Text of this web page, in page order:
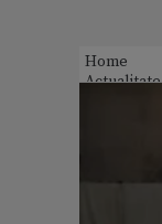
Home
Actualitate